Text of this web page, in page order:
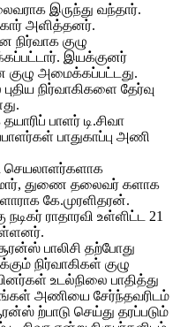
இருந்து வந்தார்.
அளித்தனர்.
குழு
இயக்குனர்
அமைக்கப்பட்டது.
நிர்வாகிகளை தேர்வு
பாளர் டி.சிவா
பாதுகாப்பு அணி
செயலாளர்களாக
துணை தலைவர் களாக
கே.முரளிதரன்.
ராதாரவி உள்ளிட்ட 21
பாலிசி தற்போது
நிர்வாகிகள் குழு
உடல்நிலை பாதித்து
அணியை சேர்ந்தவரிடம்
ற்பாடு செய்து தரப்படும்